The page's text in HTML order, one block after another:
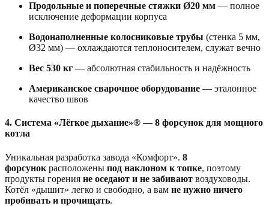
Продольные и поперечные стяжки Ø20 мм — полное
исключение деформации корпуса
Водонаполненные колосниковые трубы (стенка 5 мм,
Ø32 мм) — охлаждаются теплоносителем, служат вечно
Вес 530 кг — абсолютная стабильность и надёжность
Американское сварочное оборудование — эталонное
качество швов
4. Система «Лёгкое дыхание»® — 8 форсунок для мощного
котла
Уникальная разработка завода «Комфорт». 8
форсунок расположены под наклоном к топке, поэтому
продукты горения не оседают и не забивают воздуховоды.
Котёл «дышит» легко и свободно, а вам не нужно ничего
пробивать и прочищать.